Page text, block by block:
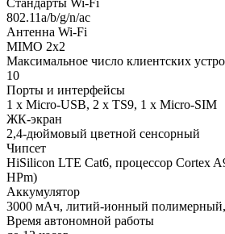
802.11a/b/g/n/ac
Антенна Wi-Fi
MIMO 2x2
Максимальное число клиентских
10
Порты и интерфейсы
1 x Micro-USB, 2 x TS9, 1 x Micro-SIM
ЖК-экран
2,4-дюймовый цветной сенсорный
Чипсет
HiSilicon LTE Cat6, процессор Cortex
HPm)
Аккумулятор
3000 мАч, литий-ионный
Время автономной работы